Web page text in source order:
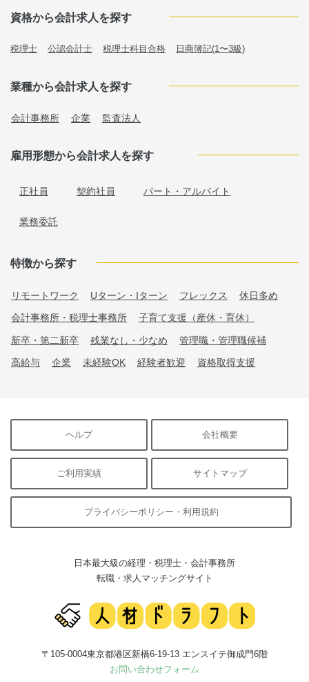
資格から会計求人を探す
税理士 公認会計士 税理士科目合格 日商簿記(1〜3級)
業種から会計求人を探す
会計事務所 企業 監査法人
雇用形態から会計求人を探す
正社員 契約社員 パート・アルバイト
業務委託
特徴から探す
リモートワーク Uターン・Iターン フレックス 休日多め
会計事務所・税理士事務所 子育て支援（産休・育休）
新卒・第二新卒 残業なし・少なめ 管理職・管理職候補
高給与 企業 未経験OK 経験者歓迎 資格取得支援
ヘルプ 会社概要
ご利用実績 サイトマップ
プライバシーポリシー・利用規約
日本最大級の経理・税理士・会計事務所
転職・求人マッチングサイト
〒105-0004東京都港区新橋6-19-13 エンスイテ御成門6階
お問い合わせフォーム